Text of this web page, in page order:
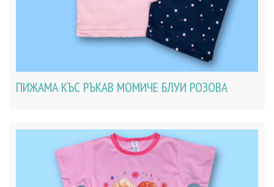
ПИЖАМА КЪС РЪКАВ МОМИЧЕ БЛУИ РОЗОВА